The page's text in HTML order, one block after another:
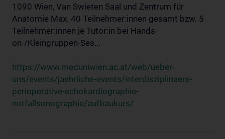
1090 Wien, Van Swieten Saal und Zentrum für
Anatomie Max. 40 Teilnehmer:innen gesamt bzw. 5
Teilnehmer:innen je Tutor:in bei Hands-
on-/Kleingruppen-Ses...
https://www.meduniwien.ac.at/web/ueber-
uns/events/jaehrliche-events/interdisziplinaere-
perioperative-echokardiographie-
notfallsonographie/aufbaukurs/